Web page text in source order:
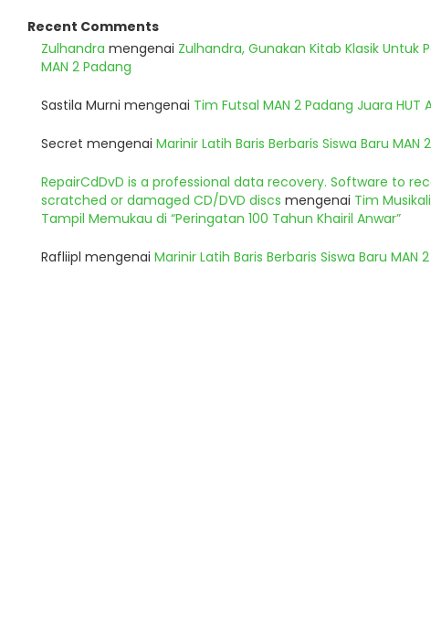
Recent Comments
Zulhandra mengenai Zulhandra, Gunakan Kitab Klasik Untuk
MAN 2 Padang
Sastila Murni mengenai Tim Futsal MAN 2 Padang Juara HUT
Secret mengenai Marinir Latih Baris Berbaris Siswa Baru MAN
RepairCdDvD is a professional data recovery. Software to
scratched or damaged CD/DVD discs mengenai Tim
Tampil Memukau di “Peringatan 100 Tahun Khairil Anwar”
Rafliipl mengenai Marinir Latih Baris Berbaris Siswa Baru MAN